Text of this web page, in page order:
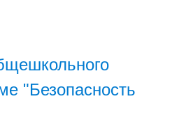
"Безопасность